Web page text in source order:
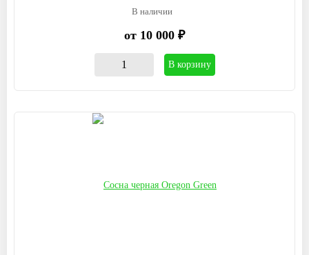
В наличии
от 10 000 ₽
В корзину